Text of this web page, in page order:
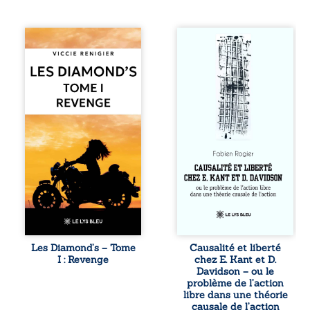
Revenge est à la
tête des
Diamond’s, un clan
de motards aussi
réputé et respecté
que redouté dans
tout le pays. Rien
ne la prédestinait
à cette vie, mais
les épreuves ont
forgé une femme
dure, inaccessible
et résolue à ne
jamais dévoiler
ses faiblesses,
jusqu’à ce que le
croise sa route.
Chef d’une famille
de Nomads, Juan
Les Diamond’s – Tome
I : Revenge
Sommes-nous
vraiment libres si
chacun de nos
actes s’inscrit
dans une chaîne
de causes ? À
travers une
confrontation
entre les pensées
d’Emmanuel Kant
et de Donald
Davidson, cet
essai explore les
liens entre libre
déterminisme
responsabilité. De
la volonté
kantienne au
monisme anomal
de Davidson, il
interroge la
Causalité et liberté
chez E. Kant et D.
Davidson – ou le
problème de l’action
libre dans une théorie
causale de l’action